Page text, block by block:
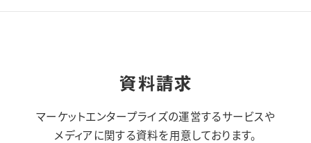
資料請求
マーケットエンタープライズの運営するサービスや
メディアに関する資料を用意しております。